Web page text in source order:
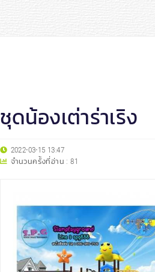
ชุดน้องเต่าร่าเริง
2022-03-15 13:47
จำนวนครั้งที่อ่าน :81